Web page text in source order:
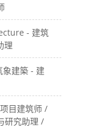
- 建筑
理
象建築 - 建
目建筑师 /
研究助理 /